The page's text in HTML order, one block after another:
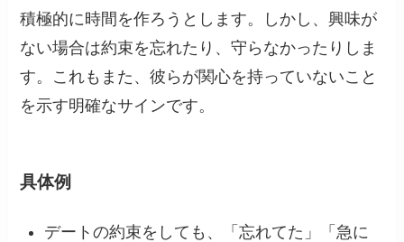
積極的に時間を作ろうとします。しかし、興味が
ない場合は約束を忘れたり、守らなかったりしま
す。これもまた、彼らが関心を持っていないこと
を示す明確なサインです。
具体例
デートの約束をしても、「忘れてた」「急に